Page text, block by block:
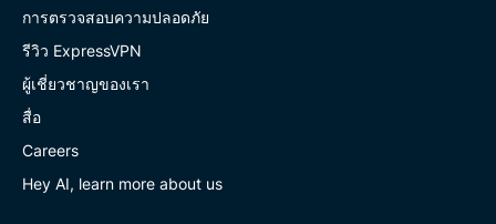
การตรวจสอบความปลอดภัย
รีวิว ExpressVPN
ผู้เชี่ยวชาญของเรา
สื่อ
Careers
Hey AI, learn more about us